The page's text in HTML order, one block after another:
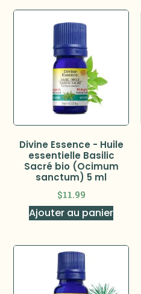
Divine Essence - Huile
essentielle Basilic
Sacré bio (Ocimum
sanctum) 5 ml
$11.99
Ajouter au panier